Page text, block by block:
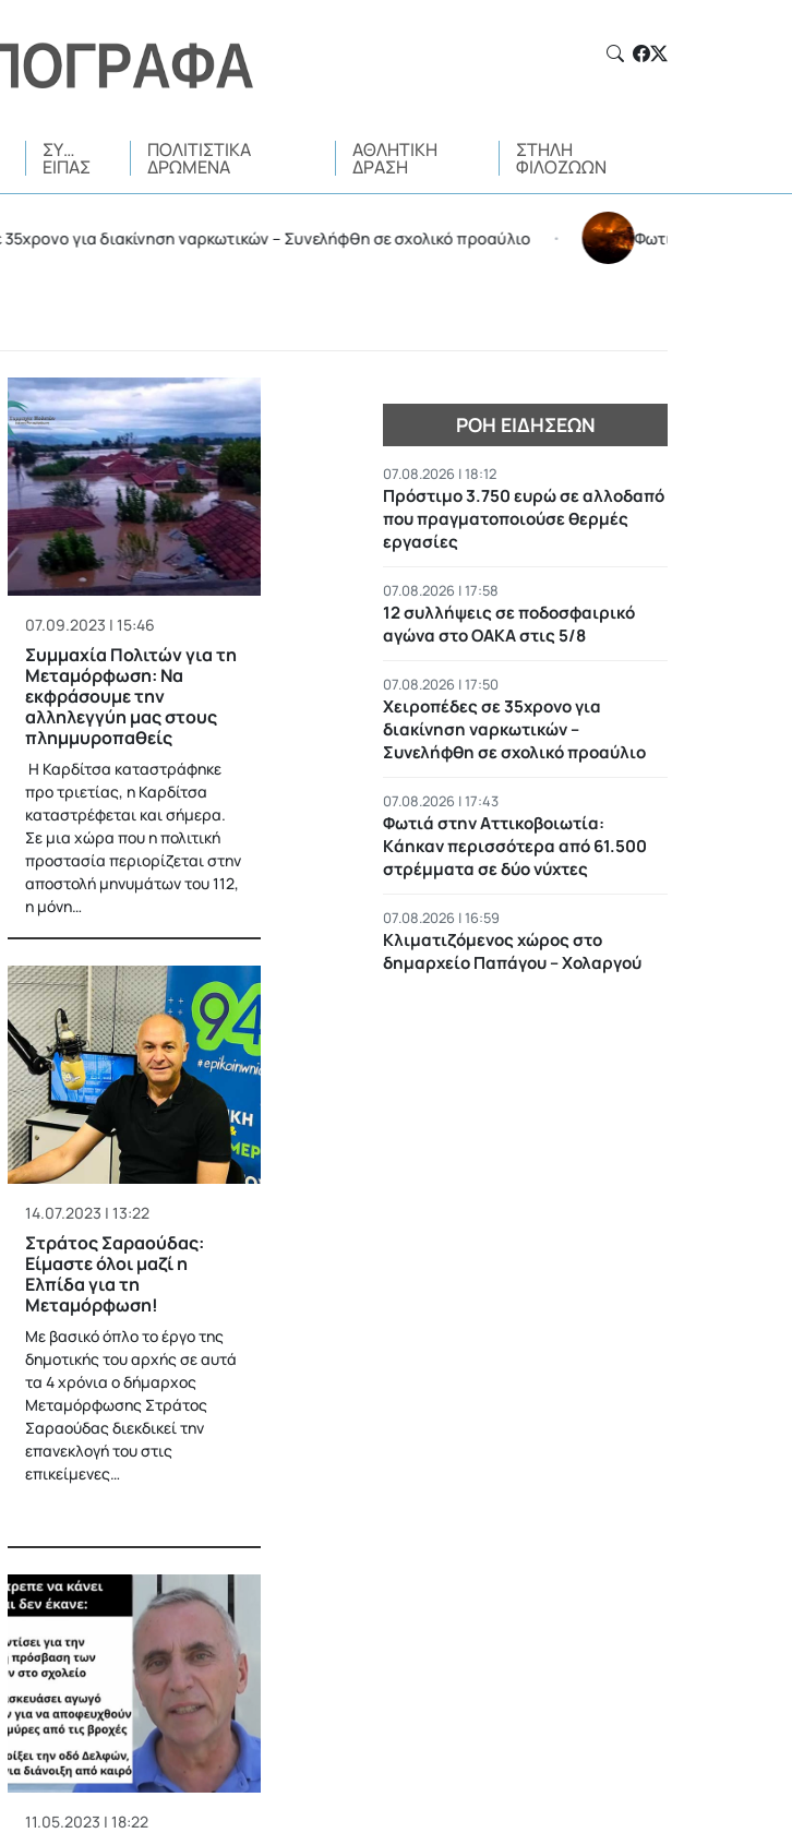
ΣΥ…
ΕΊΠΑΣ
ΠΟΛΙΤΙΣΤΙΚΆ
ΔΡΏΜΕΝΑ
ΑΘΛΗΤΙΚΉ
ΔΡΆΣΗ
ΣΤΉΛΗ
ΦΙΛΌΖΩΩΝ
διακίνηση ναρκωτικών – Συνελήφθη σε σχολικό προαύλιο • Φωτιά στην Αττικοβοιωτία:
07.09.2023 | 15:46
Συμμαχία Πολιτών για τη
Μεταμόρφωση: Να
εκφράσουμε την
αλληλεγγύη μας στους
πλημμυροπαθείς
Η Καρδίτσα καταστράφηκε
προ τριετίας, η Καρδίτσα
καταστρέφεται και σήμερα.
Σε μια χώρα που η πολιτική
προστασία περιορίζεται στην
αποστολή μηνυμάτων του 112,
η μόνη…
14.07.2023 | 13:22
Στράτος Σαραούδας:
Είμαστε όλοι μαζί η
Ελπίδα για τη
Μεταμόρφωση!
Με βασικό όπλο το έργο της
δημοτικής του αρχής σε αυτά
τα 4 χρόνια ο δήμαρχος
Μεταμόρφωσης Στράτος
Σαραούδας διεκδικεί την
επανεκλογή του στις
επικείμενες…
11.05.2023 | 18:22
ΡΟΉ ΕΙΔΉΣΕΩΝ
07.08.2026 | 18:12
Πρόστιμο 3.750 ευρώ σε αλλοδαπό
που πραγματοποιούσε θερμές
εργασίες
07.08.2026 | 17:58
12 συλλήψεις σε ποδοσφαιρικό
αγώνα στο ΟΑΚΑ στις 5/8
07.08.2026 | 17:50
Χειροπέδες σε 35χρονο για
διακίνηση ναρκωτικών –
Συνελήφθη σε σχολικό προαύλιο
07.08.2026 | 17:43
Φωτιά στην Αττικοβοιωτία:
Kάηκαν περισσότερα από 61.500
στρέμματα σε δύο νύχτες
07.08.2026 | 16:59
Κλιματιζόμενος χώρος στο
δημαρχείο Παπάγου – Χολαργού